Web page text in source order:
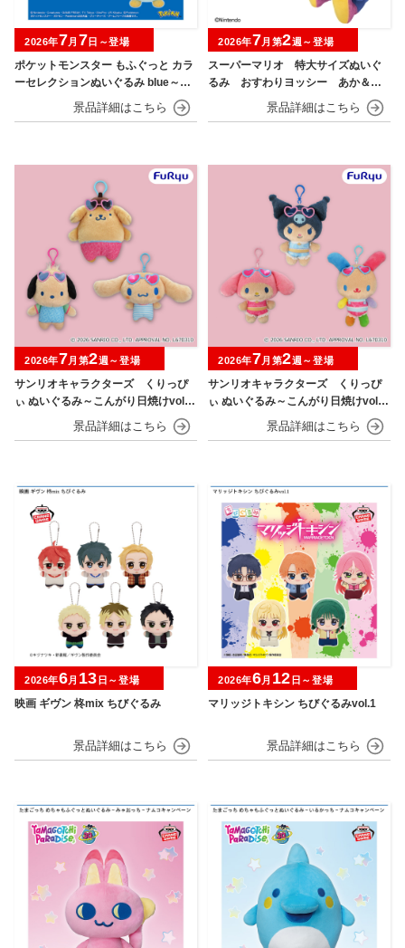
ポケットモンスター もふぐっと カラ
ーセレクションぬいぐるみ blue～カ
イオーガ・ポッチャマ～
2026年7月 7日～登場
スーパーマリオ 特大サイズぬいぐ
るみ おすわりヨッシー あか＆あ
2026年7月第2週～登場
サンリオキャラクターズ くりっぴ
ぃ ぬいぐるみ～こんがり日焼けvol.1
2026年7月第2週～登場
サンリオキャラクターズ くりっぴ
ぃ ぬいぐるみ～こんがり日焼けvol.2
2026年7月第2週～登場
映画 ギヴン 柊mix ちびぐるみ
2026年6月 13 日～登場
マリッジトキシン ちびぐるみvol.1
2026年6月 12 日～登場